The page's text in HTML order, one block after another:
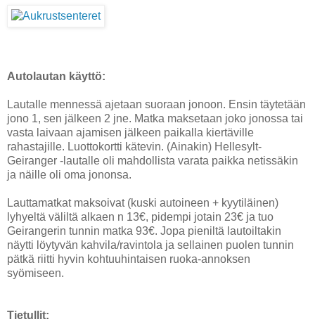
Autolautan käyttö:
Lautalle mennessä ajetaan suoraan jonoon. Ensin täytetään
jono 1, sen jälkeen 2 jne. Matka maksetaan joko jonossa tai
vasta laivaan ajamisen jälkeen paikalla kiertäville
rahastajille. Luottokortti kätevin. (Ainakin) Hellesylt-
Geiranger -lautalle oli mahdollista varata paikka netissäkin
ja näille oli oma jononsa.
Lauttamatkat maksoivat (kuski autoineen + kyytiläinen)
lyhyeltä väliltä alkaen n 13€, pidempi jotain 23€ ja tuo
Geirangerin tunnin matka 93€. Jopa pieniltä lautoiltakin
näytti löytyvän kahvila/ravintola ja sellainen puolen tunnin
pätkä riitti hyvin kohtuuhintaisen ruoka-annoksen
syömiseen.
Tietullit: